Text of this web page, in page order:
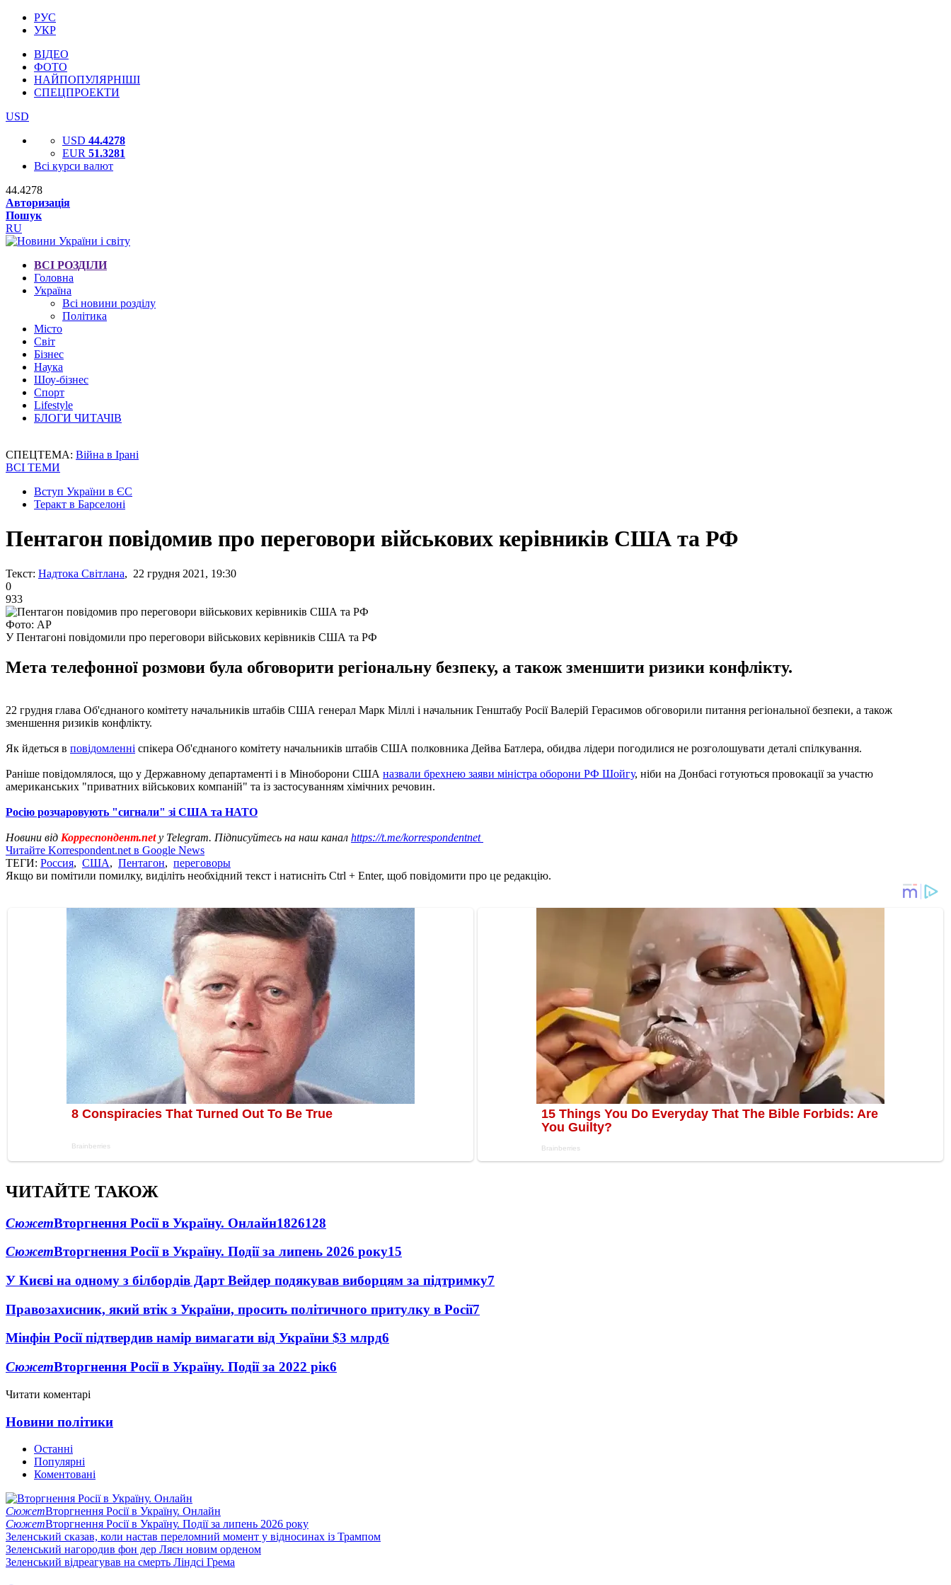
РУС
УКР
ВІДЕО
ФОТО
НАЙПОПУЛЯРНІШІ
СПЕЦПРОЕКТИ
USD
USD 44.4278
EUR 51.3281
Всі курси валют
44.4278
Авторизація
Пошук
RU
ВСІ РОЗДІЛИ
Головна
Україна
Всі новини розділу
Політика
Місто
Світ
Бізнес
Наука
Шоу-бізнес
Спорт
Lifestyle
БЛОГИ ЧИТАЧІВ
СПЕЦТЕМА: Війна в Ірані
ВСІ ТЕМИ
Вступ України в ЄС
Теракт в Барселоні
Пентагон повідомив про переговори військових керівників США та РФ
Текст: Надтока Світлана, 22 грудня 2021, 19:30
0
933
Фото: АР
У Пентагоні повідомили про переговори військових керівників США та РФ
Мета телефонної розмови була обговорити регіональну безпеку, а також зменшити ризики конфлікту.
22 грудня глава Об'єднаного комітету начальників штабів США генерал Марк Міллі і начальник Генштабу Росії Валерій Герасимов обговорили питання регіональної безпеки, а також
зменшення ризиків конфлікту.
Як йдеться в повідомленні спікера Об'єднаного комітету начальників штабів США полковника Дейва Батлера, обидва лідери погодилися не розголошувати деталі спілкування.
Раніше повідомлялося, що у Державному департаменті і в Міноборони США назвали брехнею заяви міністра оборони РФ Шойгу, ніби на Донбасі готуються провокації за участю
американських "приватних військових компаній" та із застосуванням хімічних речовин.
Росію розчаровують "сигнали" зі США та НАТО
Новини від Корреспондент.netу Telegram. Підписуйтесь на наш канал https://t.me/korrespondentnet
Читайте Korrespondent.net в Google News
ТЕГИ: Россия, США, Пентагон, переговоры
Якщо ви помітили помилку, виділіть необхідний текст і натисніть Ctrl + Enter, щоб повідомити про це редакцію.
ЧИТАЙТЕ ТАКОЖ
СюжетВторгнення Росії в Україну. Онлайн1826128
СюжетВторгнення Росії в Україну. Події за липень 2026 року15
У Києві на одному з білбордів Дарт Вейдер подякував виборцям за підтримку7
Правозахисник, який втік з України, просить політичного притулку в Росії7
Мінфін Росії підтвердив намір вимагати від України $3 млрд6
СюжетВторгнення Росії в Україну. Події за 2022 рік6
Читати коментарі
Новини політики
Останні
Популярні
Коментовані
СюжетВторгнення Росії в Україну. Онлайн
СюжетВторгнення Росії в Україну. Події за липень 2026 року
Зеленський сказав, коли настав переломний момент у відносинах із Трампом
Зеленський нагородив фон дер Ляєн новим орденом
Зеленський відреагував на смерть Ліндсі Грема